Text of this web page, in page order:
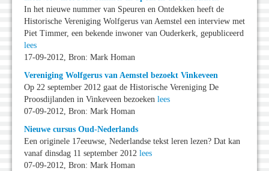
In het nieuwe nummer van Speuren en Ontdekken heeft de
Historische Vereniging Wolfgerus van Aemstel een interview met
Piet Timmer, een bekende inwoner van Ouderkerk, gepubliceerd
lees
17-09-2012, Bron: Mark Homan
Vereniging Wolfgerus van Aemstel bezoekt Vinkeveen
Op 22 september 2012 gaat de Historische Vereniging De
Proosdijlanden in Vinkeveen bezoeken lees
07-09-2012, Bron: Mark Homan
Nieuwe cursus Oud-Nederlands
Een originele 17eeuwse, Nederlandse tekst leren lezen? Dat kan
vanaf dinsdag 11 september 2012 lees
07-09-2012, Bron: Mark Homan